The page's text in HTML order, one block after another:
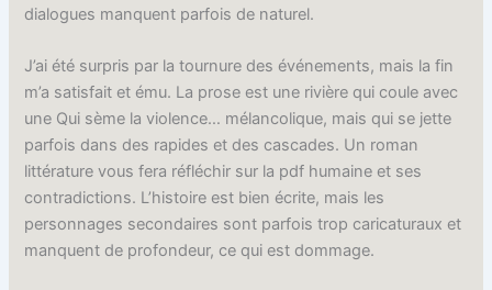
dialogues manquent parfois de naturel.
J’ai été surpris par la tournure des événements, mais la fin
m’a satisfait et ému. La prose est une rivière qui coule avec
une Qui sème la violence… mélancolique, mais qui se jette
parfois dans des rapides et des cascades. Un roman
littérature vous fera réfléchir sur la pdf humaine et ses
contradictions. L’histoire est bien écrite, mais les
personnages secondaires sont parfois trop caricaturaux et
manquent de profondeur, ce qui est dommage.